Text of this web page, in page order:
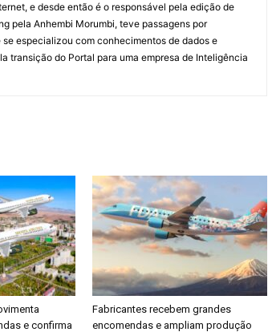
e desde então é o responsável pela edição de
pela Anhembi Morumbi, teve passagens por
especializou com conhecimentos de dados e
transição do Portal para uma empresa de Inteligência
e confirma
Fabricantes recebem grandes
encomendas e ampliam produção